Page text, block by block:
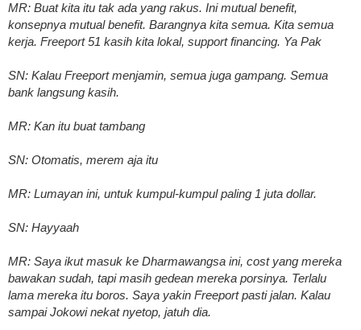
MR: Buat kita itu tak ada yang rakus. Ini mutual benefit,
konsepnya mutual benefit. Barangnya kita semua. Kita semua
kerja. Freeport 51 kasih kita lokal, support financing. Ya Pak
SN: Kalau Freeport menjamin, semua juga gampang. Semua
bank langsung kasih.
MR: Kan itu buat tambang
SN: Otomatis, merem aja itu
MR: Lumayan ini, untuk kumpul-kumpul paling 1 juta dollar.
SN: Hayyaah
MR: Saya ikut masuk ke Dharmawangsa ini, cost yang mereka
bawakan sudah, tapi masih gedean mereka porsinya. Terlalu
lama mereka itu boros. Saya yakin Freeport pasti jalan. Kalau
sampai Jokowi nekat nyetop, jatuh dia.